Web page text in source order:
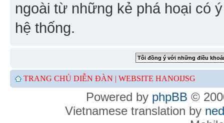
ngoài từ những kẻ phá hoại có
hệ thống.
TRANG CHỦ DIỄN ĐÀN | WEBSITE HANOIJSG
Powered by phpBB ©
Vietnamese translation by